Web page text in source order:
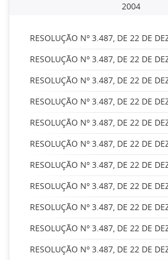
2004
RESOLUÇÃO Nº 3.487, DE 22 DE
RESOLUÇÃO Nº 3.487, DE 22 DE
RESOLUÇÃO Nº 3.487, DE 22 DE
RESOLUÇÃO Nº 3.487, DE 22 DE
RESOLUÇÃO Nº 3.487, DE 22 DE
RESOLUÇÃO Nº 3.487, DE 22 DE
RESOLUÇÃO Nº 3.487, DE 22 DE
RESOLUÇÃO Nº 3.487, DE 22 DE
RESOLUÇÃO Nº 3.487, DE 22 DE
RESOLUÇÃO Nº 3.487, DE 22 DE
RESOLUÇÃO Nº 3.487, DE 22 DE